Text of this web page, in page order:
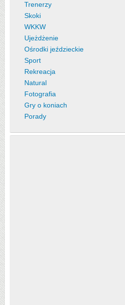
Trenerzy
Skoki
WKKW
Ujeżdżenie
Ośrodki jeździeckie
Sport
Rekreacja
Natural
Fotografia
Gry o koniach
Porady